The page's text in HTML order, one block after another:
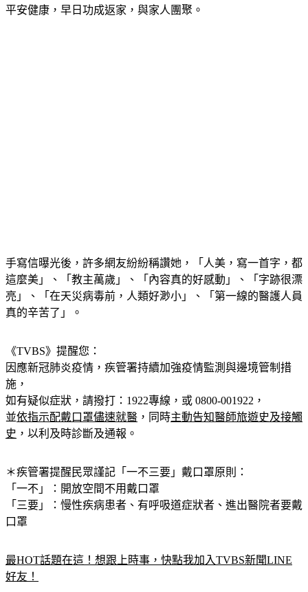
平安健康，早日功成返家，與家人團聚。
手寫信曝光後，許多網友紛紛稱讚她，「人美，寫一首字，都
這麼美」、「教主萬歲」、「內容真的好感動」、「字跡很漂
亮」、「在天災病毒前，人類好渺小」、「第一線的醫護人員
真的辛苦了」。
《TVBS》提醒您：
因應新冠肺炎疫情，疾管署持續加強疫情監測與邊境管制措
施，
如有疑似症狀，請撥打：1922專線，或 0800-001922，
並依指示配戴口罩儘速就醫 ，同時主動告知醫師旅遊史及接觸
史 ，以利及時診斷及通報。
＊疾管署提醒民眾謹記 「一不三要」 戴口罩原則：
「一不」：開放空間不用戴口罩
「三要」：慢性疾病患者、有呼吸道症狀者、進出醫院者要戴
口罩
最HOT話題在這！想跟上時事，快點我加入TVBS新聞LINE
好友！